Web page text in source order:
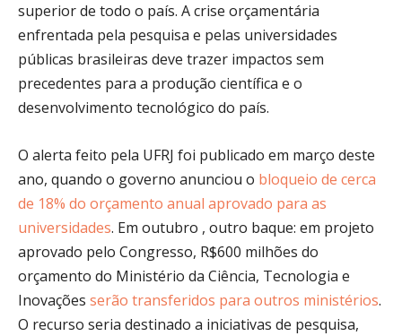
superior de todo o país. A crise orçamentária
enfrentada pela pesquisa e pelas universidades
públicas brasileiras deve trazer impactos sem
precedentes para a produção científica e o
desenvolvimento tecnológico do país.
O alerta feito pela UFRJ foi publicado em março deste
ano, quando o governo anunciou o bloqueio de cerca
de 18% do orçamento anual aprovado para as
universidades. Em outubro , outro baque: em projeto
aprovado pelo Congresso, R$600 milhões do
orçamento do Ministério da Ciência, Tecnologia e
Inovações serão transferidos para outros ministérios.
O recurso seria destinado a iniciativas de pesquisa,